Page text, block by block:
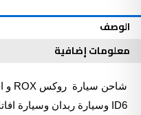
ال
GBT
الوصف
معلومات إضافية
شاحن
ID6 وسيارة ربدان وسيارة افاتار منفذ الــ (GBT) ميغا